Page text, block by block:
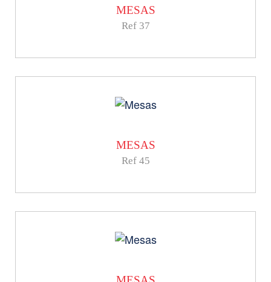
MESAS
Ref 37
MESAS
Ref 45